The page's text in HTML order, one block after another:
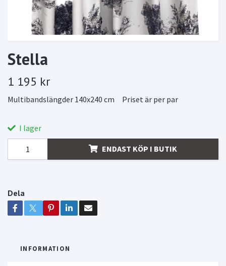
Stella
1 195 kr
Multibandslängder 140x240 cm Priset är per par
I lager
ENDAST KÖP I BUTIK
Dela
INFORMATION